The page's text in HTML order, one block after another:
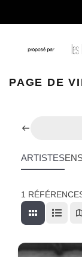
PAGE DE
ARTISTES
1